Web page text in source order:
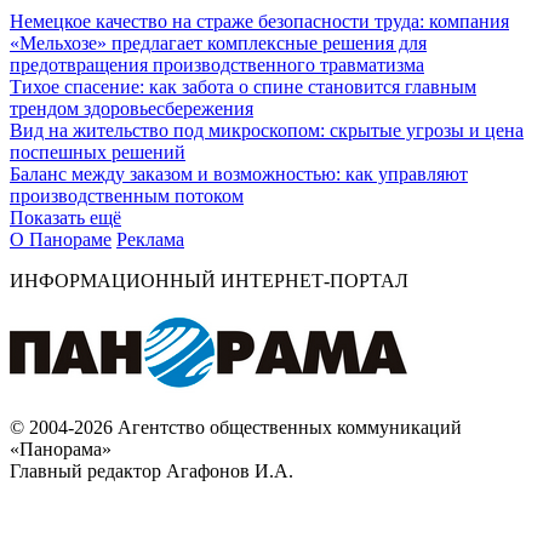
Немецкое качество на страже безопасности труда: компания
«Мельхозе» предлагает комплексные решения для
предотвращения производственного травматизма
Тихое спасение: как забота о спине становится главным
трендом здоровьесбережения
Вид на жительство под микроскопом: скрытые угрозы и цена
поспешных решений
Баланс между заказом и возможностью: как управляют
производственным потоком
Показать ещё
О Панораме Реклама
ИНФОРМАЦИОННЫЙ ИНТЕРНЕТ-ПОРТАЛ
© 2004-2026 Агентство общественных коммуникаций
«Панорама»
Главный редактор Агафонов И.А.